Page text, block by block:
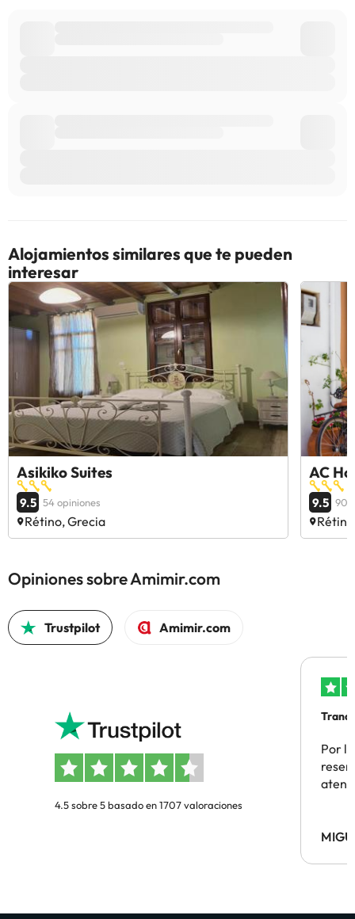
Alojamientos similares que te pueden
interesar
Asikiko Suites
9.5 54 opiniones
Rétino, Grecia
AC
9.5 90
Opiniones sobre Amimir.com
Trustpilot Amimir.com
4.5 sobre 5 basado en 1707 valoraciones
Por